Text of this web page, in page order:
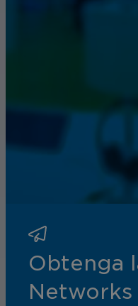
Obtenga
Networks